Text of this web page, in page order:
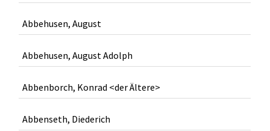
Abbehusen, August
Abbehusen, August Adolph
Abbenborch, Konrad <der Ältere>
Abbenseth, Diederich